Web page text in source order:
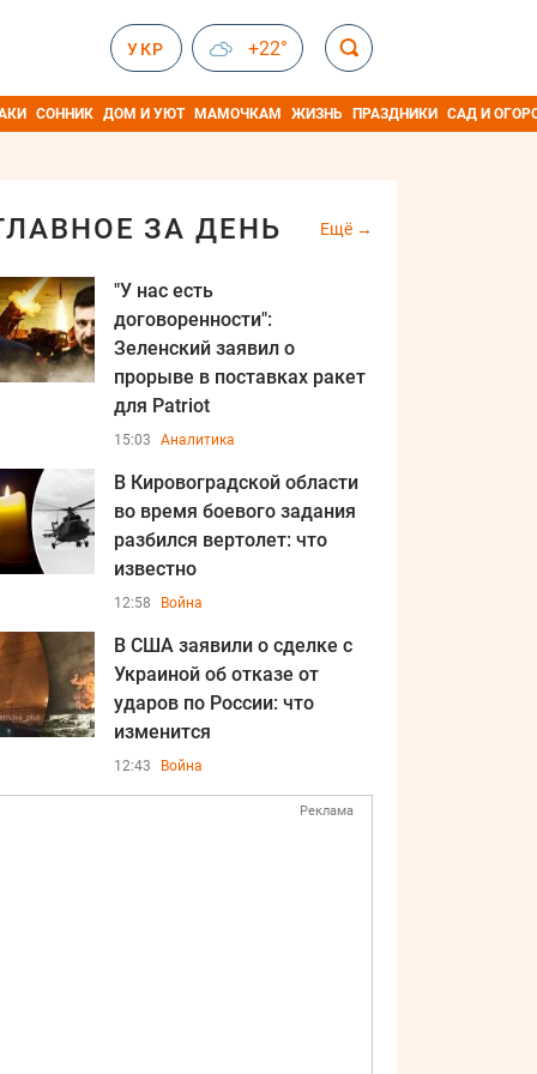
УКР +22°
СОННИК ДОМ И УЮТ МАМОЧКАМ ЖИЗНЬ ПРАЗДНИКИ САД И
ЗА ДЕНЬ Ещё
"У нас есть
договоренности":
Зеленский заявил о
прорыве в поставках ракет
для Patriot
15:03 Аналитика
В Кировоградской области
во время боевого задания
разбился вертолет: что
известно
12:58 Война
В США заявили о сделке с
Украиной об отказе от
ударов по России: что
изменится
12:43 Война
Реклама